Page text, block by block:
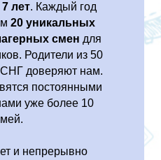
7 лет. Каждый год
20 уникальных
смен для
Родители из 50
СНГ доверяют нам.
постоянными
уже более 10
и непрерывно